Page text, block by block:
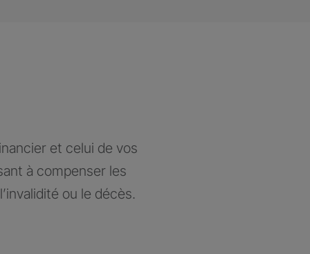
et celui de vos
à compenser les
ou le décès.